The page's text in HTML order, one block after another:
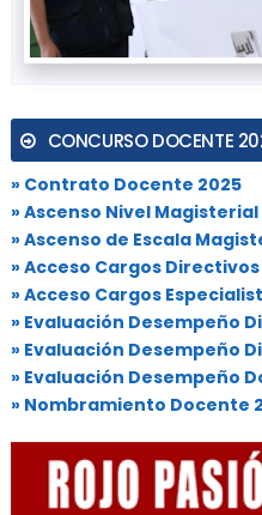
CONCURSO DOCENTE
» Contrato Docente 2025
» Ascenso Nivel Magisterial
» Ascenso de Escala
» Acceso Cargos Directivos
» Acceso Cargos
» Evaluación Desempeño
» Evaluación Desempeño
» Evaluación Desempeño
» Nombramiento Docente